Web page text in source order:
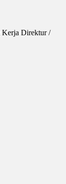
Kerja Direktur /